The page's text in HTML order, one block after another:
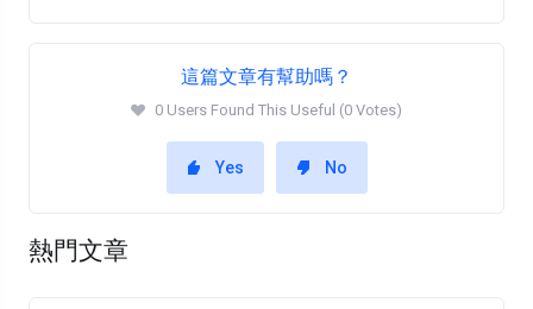
這篇文章有幫助嗎？
0 Users Found This Useful (0 Votes)
Yes No
熱門文章